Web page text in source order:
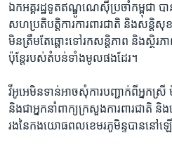
ឯកអគ្គ​រដ្ឋទូត​ឥណ្ឌូណេស៊ី​ប្រចាំ​កម្ពុជា ​បា
សហ​ប្រតិបត្តិ​ការ​ការពារ​ជាតិ ​និង​សន្តិសុខ​
មិន​ត្រឹម​តែ​ឆ្ពោះ​ទៅ​រក​សន្តិ​ភាព ​និង​ស្ថិរ​
ប៉ុន្តែ​របស់​តំបន់​ទាំង​មូល​ផង​ដែរ។​
វីអូអេ​មិន​ទាន់​អាច​សុំការ​បញ្ជាក់​ពី​អ្នកស្រី
និង​ជា​អ្នក​នាំពាក្យ​ក្រសួង​ការពារ​ជាតិ​
រង​នៃ​កង​យោធពល​ខេមរ​ភូមិន្ទ​បាន​នៅ​ឡ